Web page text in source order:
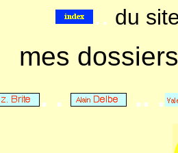
.. du
mes
. .
.. .